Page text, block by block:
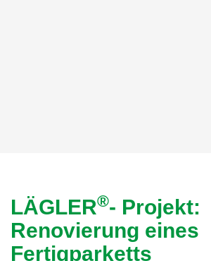
LÄGLER®- Projekt:
Renovierung eines
Fertigparketts